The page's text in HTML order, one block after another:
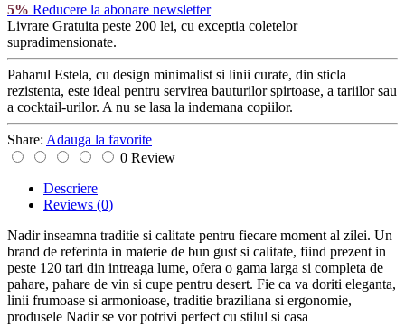
5% Reducere la abonare newsletter
Livrare Gratuita peste 200 lei, cu exceptia coletelor
supradimensionate.
Paharul Estela, cu design minimalist si linii curate, din sticla
rezistenta, este ideal pentru servirea bauturilor spirtoase, a tariilor sau
a cocktail-urilor. A nu se lasa la indemana copiilor.
Share: Adauga la favorite
0 Review
Descriere
Reviews (0)
Nadir inseamna traditie si calitate pentru fiecare moment al zilei. Un
brand de referinta in materie de bun gust si calitate, fiind prezent in
peste 120 tari din intreaga lume, ofera o gama larga si completa de
pahare, pahare de vin si cupe pentru desert. Fie ca va doriti eleganta,
linii frumoase si armonioase, traditie braziliana si ergonomie,
produsele Nadir se vor potrivi perfect cu stilul si casa